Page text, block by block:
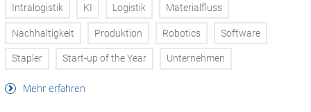
Intralogistik KI Logistik Materialfluss
Nachhaltigkeit Produktion Robotics Software
Stapler Start-up of the Year Unternehmen
Mehr erfahren